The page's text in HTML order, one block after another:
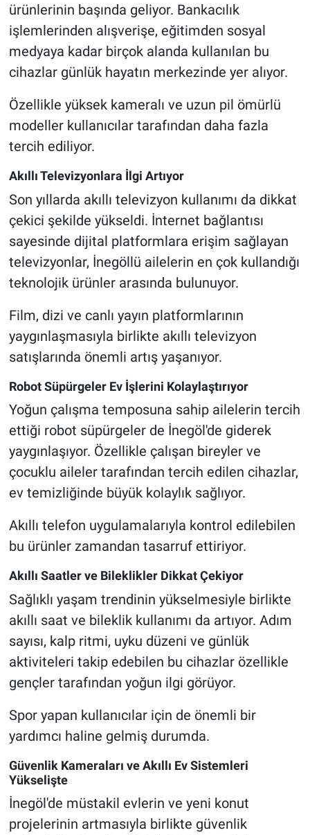
ürünlerinin başında geliyor. Bankacılık
işlemlerinden alışverişe, eğitimden sosyal
medyaya kadar birçok alanda kullanılan bu
cihazlar günlük hayatın merkezinde yer alıyor.
Özellikle yüksek kameralı ve uzun pil ömürlü
modeller kullanıcılar tarafından daha fazla
tercih ediliyor.
Akıllı Televizyonlara İlgi Artıyor
Son yıllarda akıllı televizyon kullanımı da dikkat
çekici şekilde yükseldi. İnternet bağlantısı
sayesinde dijital platformlara erişim sağlayan
televizyonlar, İnegöllü ailelerin en çok kullandığı
teknolojik ürünler arasında bulunuyor.
Film, dizi ve canlı yayın platformlarının
yaygınlaşmasıyla birlikte akıllı televizyon
satışlarında önemli artış yaşanıyor.
Robot Süpürgeler Ev İşlerini Kolaylaştırıyor
Yoğun çalışma temposuna sahip ailelerin tercih
ettiği robot süpürgeler de İnegöl'de giderek
yaygınlaşıyor. Özellikle çalışan bireyler ve
çocuklu aileler tarafından tercih edilen cihazlar,
ev temizliğinde büyük kolaylık sağlıyor.
Akıllı telefon uygulamalarıyla kontrol edilebilen
bu ürünler zamandan tasarruf ettiriyor.
Akıllı Saatler ve Bileklikler Dikkat Çekiyor
Sağlıklı yaşam trendinin yükselmesiyle birlikte
akıllı saat ve bileklik kullanımı da artıyor. Adım
sayısı, kalp ritmi, uyku düzeni ve günlük
aktiviteleri takip edebilen bu cihazlar özellikle
gençler tarafından yoğun ilgi görüyor.
Spor yapan kullanıcılar için de önemli bir
yardımcı haline gelmiş durumda.
Güvenlik Kameraları ve Akıllı Ev Sistemleri
Yükselişte
İnegöl'de müstakil evlerin ve yeni konut
projelerinin artmasıyla birlikte güvenlik